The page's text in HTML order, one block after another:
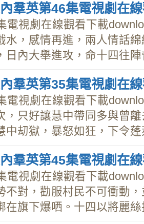
羣英第46集電視劇在
電視劇在線觀看下載
水，感情再進，兩人情話
日內大舉進攻，命十四往
羣英第35集電視劇在
電視劇在線觀看下載
，只好讓慧中帶同多與曾
中刧獄，暴怒如狂，下令
羣英第45集電視劇在
電視劇在線觀看下載
不對，勸服村民不可衝動
在旗下爆哂。十四以將麗